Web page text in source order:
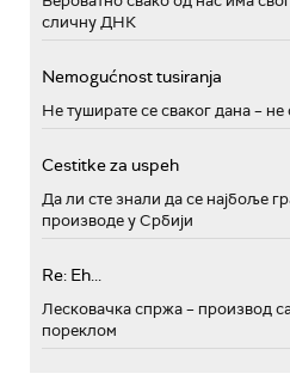
сличну ДНК
Nemogućnost tusiranja
Не туширате се сваког дана – не
Cestitke za uspeh
Да ли сте знали да се најбоље
производе у Србији
Re: Eh...
Лесковачка спржа – производ
пореклом